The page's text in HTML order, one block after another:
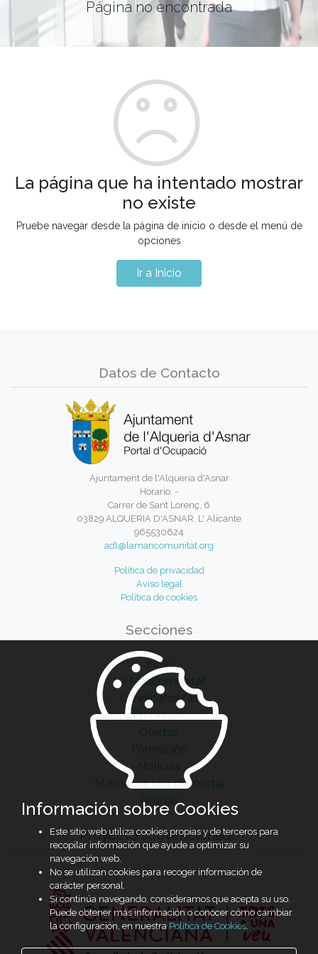
Página no encontrada
La página que ha intentado mostrar
no existe
Pruebe navegar desde la página de inicio o desde el menú de
opciones
Ir a Inicio
Datos de Contacto
Ajuntament de l'Alqueria d'Asnar
Horario: -
Carrer de Sant Lorenç, 6
03829 ALQUERIA D'ASNAR, L' Alicante
965530624
adl@lamancomunitat.org
Política de privacidad
Aviso legal
Política de cookies
Secciones
Inicio
La Mancomunitat
Candidatos/as
Empresas
Ofertas
Formación
Noticias
Manual de uso del portal
Ayudas
Proyecto subvencionado
Información sobre Cookies
Este sitio web utiliza cookies propias y de terceros para
recopilar información que ayude a optimizar su
navegación web.
No se utilizan cookies para recoger información de
carácter personal.
Si continúa navegando, consideramos que acepta su uso.
Puede obtener más información o conocer cómo cambiar
la configuración, en nuestra Política de Cookies.